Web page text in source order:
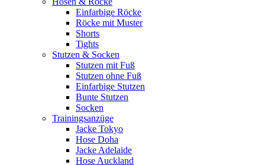
Einfarbige Röcke
Röcke mit Muster
Shorts
Tights
Stutzen & Socken
Stutzen mit Fuß
Stutzen ohne Fuß
Einfarbige Stutzen
Bunte Stutzen
Socken
Trainingsanzüge
Jacke Tokyo
Hose Doha
Jacke Adelaide
Hose Auckland